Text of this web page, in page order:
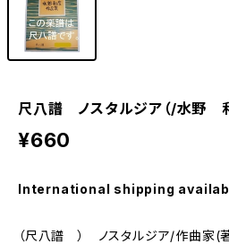
尺八譜 ノスタルジア（/水野
¥660
International shipping
（尺八譜 ） ノスタルジア/作曲家(